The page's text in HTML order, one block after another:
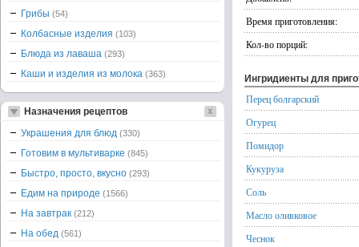
Время приготовления:
Кол-во порций:
Ингридиенты для
Перец болгарский
Огурец
Помидор
Кукуруза
Соль
Масло оливковое
Чеснок
Грибы (54)
Колбасные изделия (103)
Блюда из лаваша (293)
Каши и изделия из молока (363)
Назначения рецептов
Украшения для блюд (330)
Готовим в мультиварке (845)
Быстро, просто, вкусно (293)
Едим на природе (1566)
На завтрак (212)
На обед (561)